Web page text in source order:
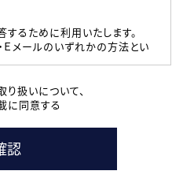
ために利用いたします。
メールのいずれかの方法とい
登録時の参考情報として利
る企業の皆様
ために利用いたします。
メールのいずれかの方法とい
扱いについて、
に同意する